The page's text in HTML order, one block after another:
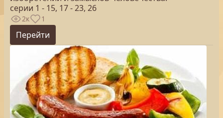
серии 1 - 15, 17 - 23, 26
2к 1
Перейти